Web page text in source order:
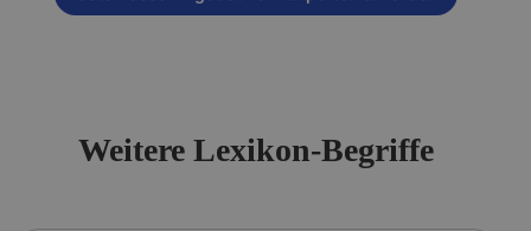
Weitere Lexikon-Begriffe